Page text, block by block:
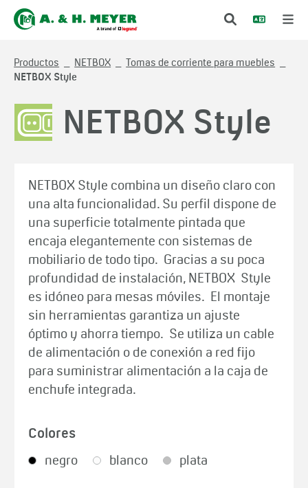
Productos NETBOX
Tomas de corriente para muebles
NETBOX Style
NETBOX Style
NETBOX Style combina un diseño claro con
una alta funcionalidad. Su perfil dispone de
una superficie totalmente pintada que
encaja elegantemente con sistemas de
mobiliario de todo tipo. Gracias a su poca
profundidad de instalación, NETBOX Style
es idóneo para mesas móviles. El montaje
sin herramientas garantiza un ajuste
óptimo y ahorra tiempo. Se utiliza un cable
de alimentación o de conexión a red fijo
para suministrar alimentación a la caja de
enchufe integrada.
Colores
negro blanco plata